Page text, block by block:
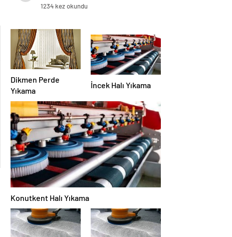
1234 kez okundu
Dikmen Perde
Yıkama
İncek Halı Yıkama
Konutkent Halı Yıkama